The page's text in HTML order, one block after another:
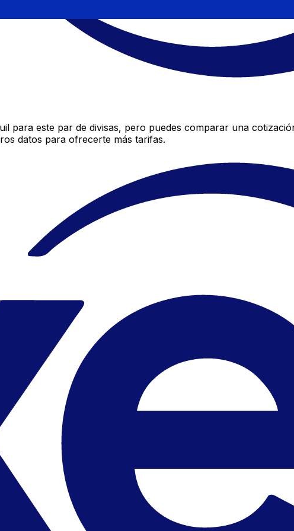
para este par de divisas, pero puedes comparar una
datos para ofrecerte más tarifas.